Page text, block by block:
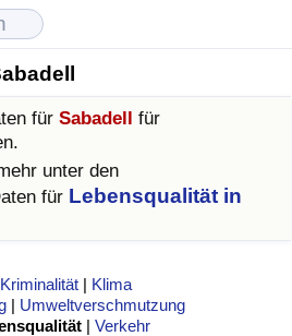
für Sabadell für
unter den
für Lebensqualität in
Kriminalität | Klima
| Umweltverschmutzung
|Verkehr
Index (aktuell)
Index